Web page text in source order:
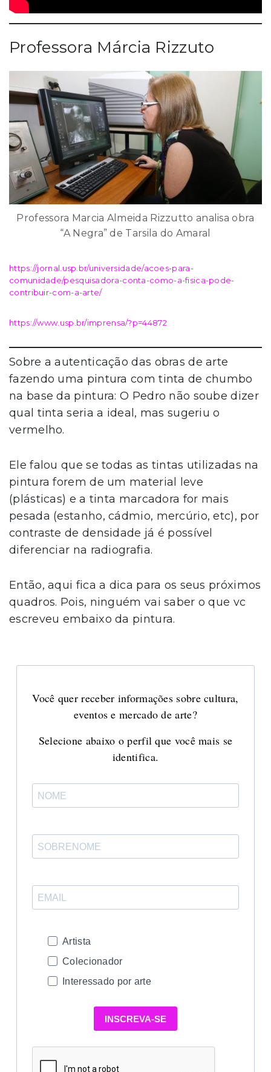
Professora Márcia Rizzuto
Professora Marcia Almeida Rizzutto analisa obra
“A Negra” de Tarsila do Amaral
https://jornal.usp.br/universidade/acoes-para-
comunidade/pesquisadora-conta-como-a-fisica-pode-
contribuir-com-a-arte/
https://www.usp.br/imprensa/?p=44872
Sobre a autenticação das obras de arte
fazendo uma pintura com tinta de chumbo
na base da pintura: O Pedro não soube dizer
qual tinta seria a ideal, mas sugeriu o
vermelho.
Ele falou que se todas as tintas utilizadas na
pintura forem de um material leve
(plásticas) e a tinta marcadora for mais
pesada (estanho, cádmio, mercúrio, etc), por
contraste de densidade já é possível
diferenciar na radiografia.
Então, aqui fica a dica para os seus próximos
quadros. Pois, ninguém vai saber o que vc
escreveu embaixo da pintura.
Você quer receber informações sobre cultura,
eventos e mercado de arte?
Selecione abaixo o perfil que você mais se
identifica.
Artista
Colecionador
Interessado por arte
INSCREVA-SE